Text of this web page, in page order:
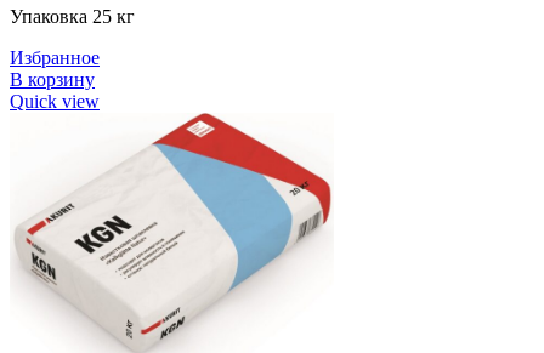
Упаковка 25 кг
Избранное
В корзину
Quick view